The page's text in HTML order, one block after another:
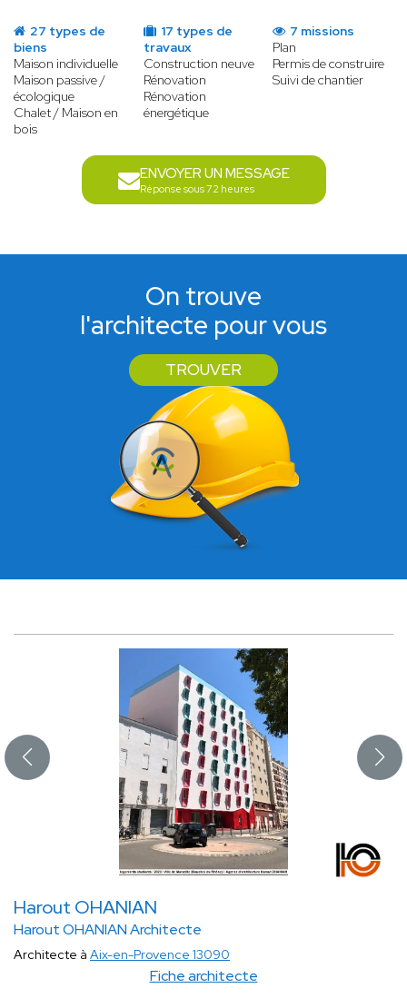
27 types de
biens
Maison individuelle
Maison passive /
écologique
Chalet / Maison en
bois
17 types de
travaux
Construction neuve
Rénovation
Rénovation
énergétique
7 missions
Plan
Permis de construire
Suivi de chantier
ENVOYER UN MESSAGE
Réponse sous 72 heures
On trouve
l'architecte pour vous
TROUVER
Harout OHANIAN
Harout OHANIAN Architecte
Fiche architecte
Architecte à Aix-en-Provence 13090